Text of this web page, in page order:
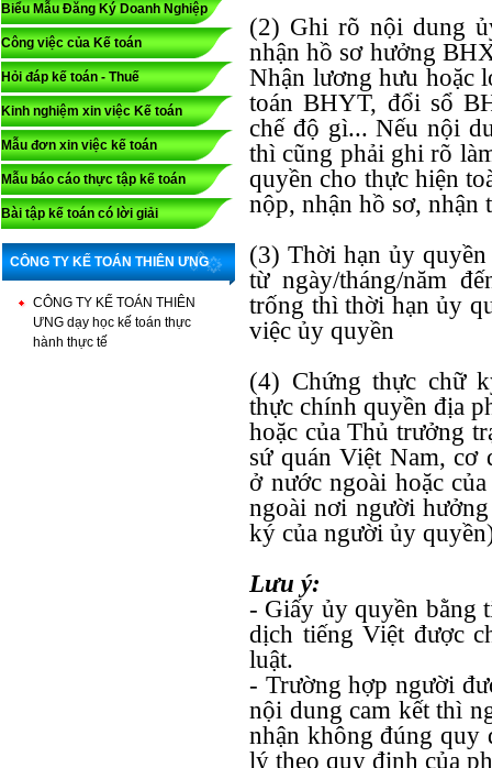
Biểu Mẫu Đăng Ký Doanh Nghiệp
Công việc của Kế toán
Hỏi đáp kế toán - Thuế
Kinh nghiệm xin việc Kế toán
Mẫu đơn xin việc kế toán
Mẫu báo cáo thực tập kế toán
Bài tập kế toán có lời giải
CÔNG TY KẾ TOÁN THIÊN ƯNG
CÔNG TY KẾ TOÁN THIÊN
ƯNG dạy học kế toán thực
hành thực tế
(2) Ghi rõ nội dung
nhận hồ sơ hưởng
Nhận lương hưu hoặc
toán BHYT, đổi sổ
chế độ gì... Nếu nội
thì cũng phải ghi rõ
quyền cho thực hiện
nộp, nhận hồ sơ, nhận
(3) Thời hạn ủy
từ ngày/tháng/năm
trống thì thời hạn ủy
việc ủy quyền
(4) Chứng thực chữ
thực chính quyền địa
hoặc của Thủ trưởng
sứ quán Việt Nam, cơ
ở nước ngoài hoặc
ngoài nơi người
ký của người ủy
Lưu ý:
- Giấy ủy quyền bằng
dịch tiếng Việt được
luật.
- Trường hợp người
nội dung cam kết thì
nhận không đúng quy
lý theo quy định của